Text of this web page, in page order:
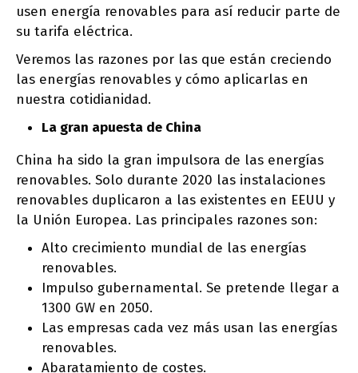
usen energía renovables para así reducir parte de
su tarifa eléctrica.
Veremos las razones por las que están creciendo
las energías renovables y cómo aplicarlas en
nuestra cotidianidad.
La gran apuesta de China
China ha sido la gran impulsora de las energías
renovables. Solo durante 2020 las instalaciones
renovables duplicaron a las existentes en EEUU y
la Unión Europea. Las principales razones son:
Alto crecimiento mundial de las energías
renovables.
Impulso gubernamental. Se pretende llegar a
1300 GW en 2050.
Las empresas cada vez más usan las energías
renovables.
Abaratamiento de costes.